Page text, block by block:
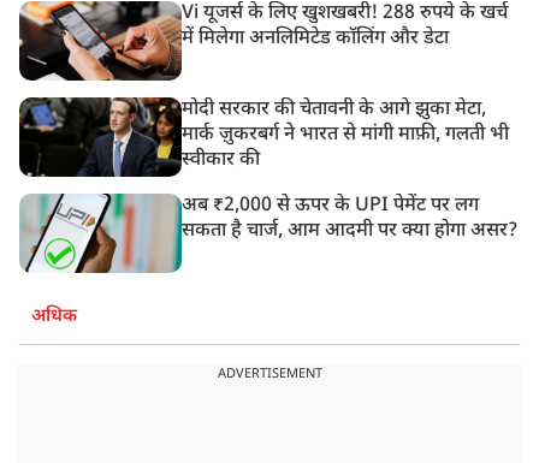
Vi यूजर्स के लिए खुशखबरी! 288 रुपये के खर्च
में मिलेगा अनलिमिटेड कॉलिंग और डेटा
मोदी सरकार की चेतावनी के आगे झुका मेटा,
मार्क ज़ुकरबर्ग ने भारत से मांगी माफ़ी, गलती भी
स्वीकार की
अब ₹2,000 से ऊपर के UPI पेमेंट पर लग
सकता है चार्ज, आम आदमी पर क्या होगा असर?
अधिक
ADVERTISEMENT